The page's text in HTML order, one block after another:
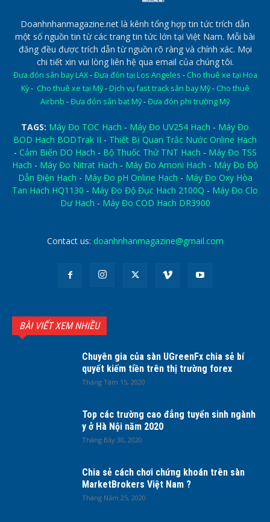
Doanhnhanmagazine.net là kênh tổng hợp tin tức trích dẫn
một số nguồn tin từ các trang tin tức lớn tại Việt Nam. Mỗi bài
đăng đều được trích dẫn từ nguồn rõ ràng và chính xác. Mọi
chi tiết xin vui lòng liên hệ qua email của chúng tôi.
Đưa đón sân bay LAX-Đưa đón tại Los Angeles - Cho thuê xe tại Hoa
Kỳ- Cho thuê xe tại Mỹ- Dịch vụ fast track sân bay Mỹ- Cho thuê
Airbnb -Đưa đón sân bat Mỹ-Đưa đón phi trường Mỹ
TAGS: Máy Đo TOC Hach - Máy Đo UV254 Hach - Máy Đo
BOD Hach BODTrak II - Thiết Bị Quan Trắc Nước Online Hach
- Cảm Biến DO Hach - Bộ Thuốc Thử TNT Hach - Máy Đo TSS
Hach - Máy Đo Nitrat Hach - Máy Đo Amoni Hach - Máy Đo Độ
Dẫn Điện Hach - Máy Đo pH Online Hach - Máy Đo Oxy Hòa
Tan Hach HQ1130 - Máy Đo Độ Đục Hach 2100Q - Máy Đo Clo
Dư Hach - Máy Đo COD Hach DR3900
Contact us: doanhnhanmagazine@gmail.com
BÀI VIẾT XEM NHIỀU
Chuyên gia của sàn UGreenFx chia sẻ bí
quyết kiếm tiền trên thị trường forex
Tháng Tám 15, 2020
Top các trường cao đẳng tuyển sinh ngành
y ở Hà Nội năm 2020
Tháng Bảy 30, 2020
Chia sẻ cách chơi chứng khoán trên sàn
MarketBrokers Việt Nam ?
Tháng Năm 25, 2020